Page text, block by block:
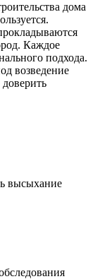
дома
Каждое
подхода.
возведение
высыхание